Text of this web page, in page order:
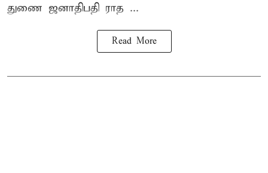
துணை ஜனாதிபதி ராத ...
Read More